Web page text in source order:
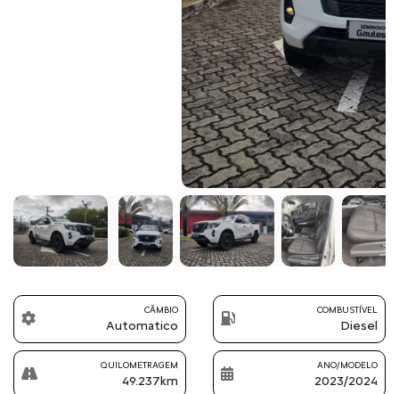
CÂMBIO
Automatico
COMBUSTÍVEL
Diesel
QUILOMETRAGEM
49.237km
ANO/MODELO
2023/2024